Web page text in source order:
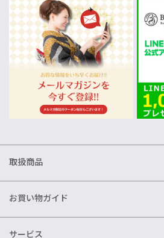
取扱商品
お買い物ガイド
サービス